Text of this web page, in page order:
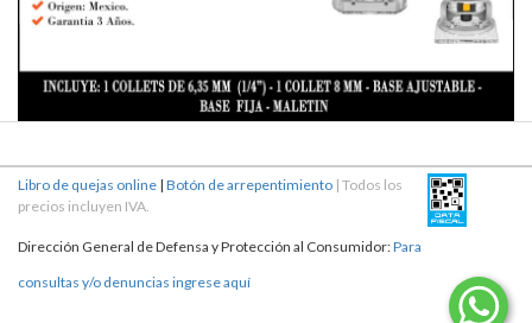
Libro de quejas online | Botón de arrepentimiento | Todos los
precios incluyen IVA.
Dirección General de Defensa y Protección al Consumidor:Para
consultas y/o denuncias ingrese aquí